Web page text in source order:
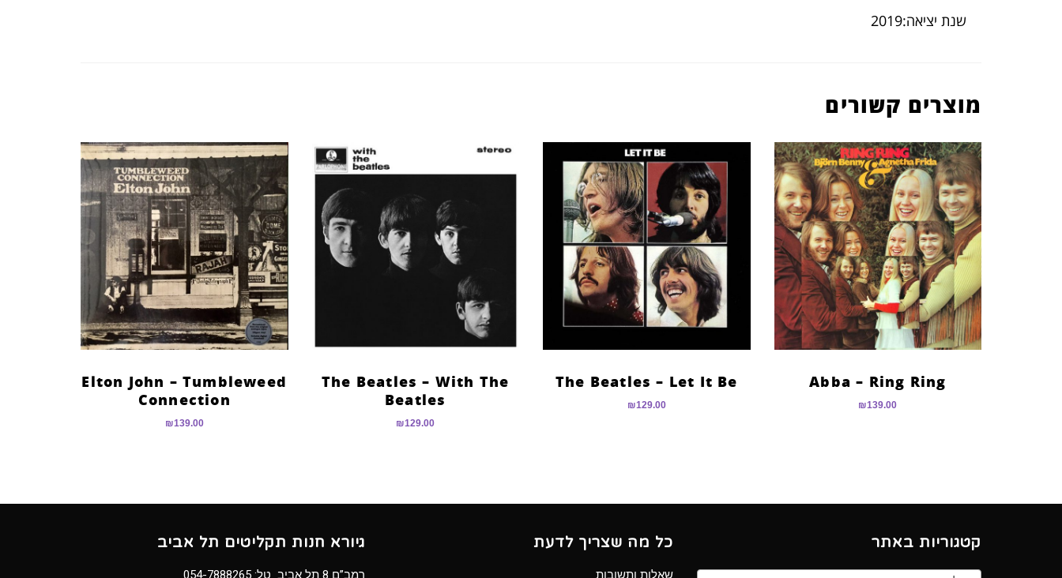
שנת יציאה:2019
מוצרים קשורים
Abba – Ring Ring
₪139.00
The Beatles – Let It Be
₪129.00
The Beatles – With The
Beatles
₪129.00
Elton John – Tumbleweed
Connection
₪139.00
קטגוריות באתר כל מה שצריך לדעת
שאלות ותשובות
גיורא חנות תקליטים תל אביב
רמב”ם 8 תל אביב טל: 054-7888265